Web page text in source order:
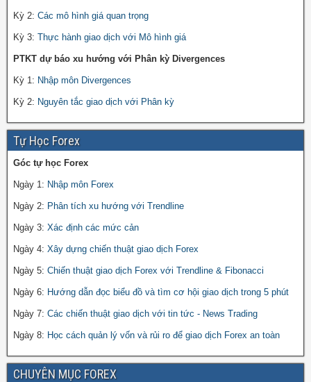
Kỳ 2: Các mô hình giá quan trọng
Kỳ 3: Thực hành giao dịch với Mô hình giá
PTKT dự báo xu hướng với Phân kỳ Divergences
Kỳ 1: Nhập môn Divergences
Kỳ 2: Nguyên tắc giao dịch với Phân kỳ
Tự Học Forex
Góc tự học Forex
Ngày 1: Nhập môn Forex
Ngày 2: Phân tích xu hướng với Trendline
Ngày 3: Xác định các mức cản
Ngày 4: Xây dựng chiến thuật giao dịch Forex
Ngày 5: Chiến thuật giao dịch Forex với Trendline & Fibonacci
Ngày 6: Hướng dẫn đọc biểu đồ và tìm cơ hội giao dịch trong 5 phút
Ngày 7: Các chiến thuật giao dịch với tin tức - News Trading
Ngày 8: Học cách quản lý vốn và rủi ro để giao dịch Forex an toàn
CHUYÊN MỤC FOREX